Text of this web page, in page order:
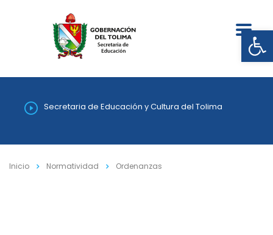
Secretaria de Educación y Cultura del Tolima
Inicio Normatividad Ordenanzas